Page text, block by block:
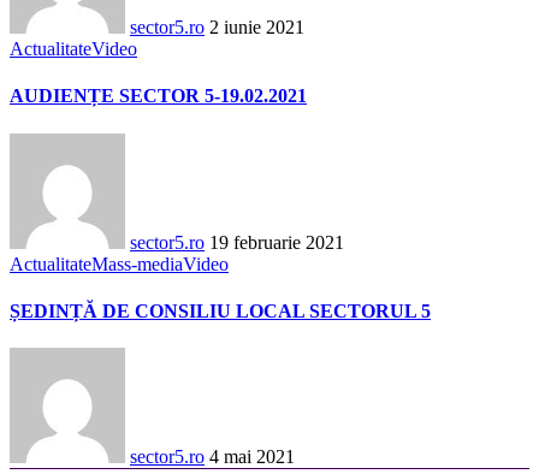
sector5.ro 2 iunie 2021
ActualitateVideo
AUDIENȚE SECTOR 5-19.02.2021
sector5.ro 19 februarie 2021
ActualitateMass-mediaVideo
ȘEDINȚĂ DE CONSILIU LOCAL SECTORUL 5
sector5.ro 4 mai 2021